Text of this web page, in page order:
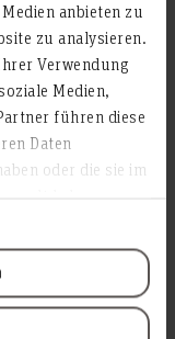
anbieten zu
zu analysieren.
Verwendung
Medien,
führen diese
Daten
oder die sie im
in dem Umfang,